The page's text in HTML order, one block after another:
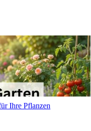
Ihre Pflanzen